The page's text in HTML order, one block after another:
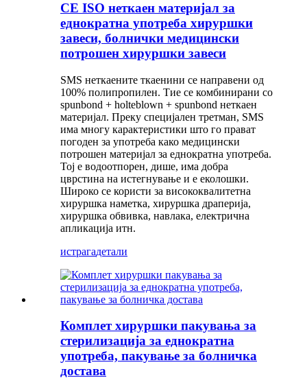
CE ISO неткаен материјал за
еднократна употреба хируршки
завеси, болнички медицински
потрошен хируршки завеси
SMS неткаените ткаенини се направени од
100% полипропилен. Тие се комбинирани со
spunbond + holteblown + spunbond неткаен
материјал. Преку специјален третман, SMS
има многу карактеристики што го прават
погоден за употреба како медицински
потрошен материјал за еднократна употреба.
Тој е водоотпорен, дише, има добра
цврстина на истегнување и е еколошки.
Широко се користи за висококвалитетна
хируршка наметка, хируршка драперија,
хируршка обвивка, навлака, електрична
апликација итн.
истрагадетали
Комплет хируршки пакувања за
стерилизација за еднократна
употреба, пакување за болничка
достава